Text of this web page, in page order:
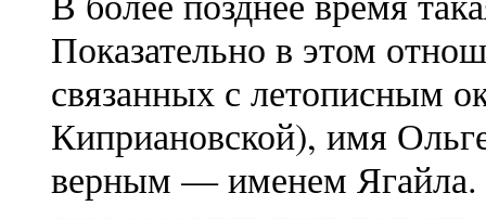
Показательно в этом
связанных с летописным
Киприановской), имя
верным — именем Ягайла.